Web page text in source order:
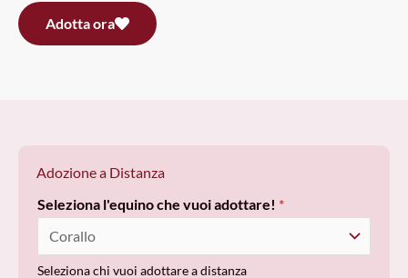
Adotta ora
Adozione a Distanza
Seleziona l'equino che vuoi adottare! *
Seleziona chi vuoi adottare a distanza